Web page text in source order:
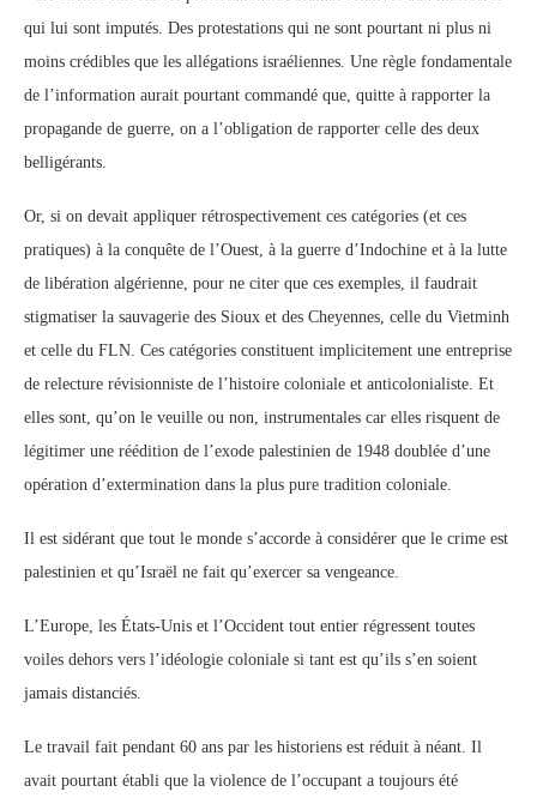
qui lui sont imputés. Des protestations qui ne sont pourtant ni plus ni
moins crédibles que les allégations israéliennes. Une règle fondamentale
de l’information aurait pourtant commandé que, quitte à rapporter la
propagande de guerre, on a l’obligation de rapporter celle des deux
belligérants.
Or, si on devait appliquer rétrospectivement ces catégories (et ces
pratiques) à la conquête de l’Ouest, à la guerre d’Indochine et à la lutte
de libération algérienne, pour ne citer que ces exemples, il faudrait
stigmatiser la sauvagerie des Sioux et des Cheyennes, celle du Vietminh
et celle du FLN. Ces catégories constituent implicitement une entreprise
de relecture révisionniste de l’histoire coloniale et anticolonialiste. Et
elles sont, qu’on le veuille ou non, instrumentales car elles risquent de
légitimer une réédition de l’exode palestinien de 1948 doublée d’une
opération d’extermination dans la plus pure tradition coloniale.
Il est sidérant que tout le monde s’accorde à considérer que le crime est
palestinien et qu’Israël ne fait qu’exercer sa vengeance.
L’Europe, les États-Unis et l’Occident tout entier régressent toutes
voiles dehors vers l’idéologie coloniale si tant est qu’ils s’en soient
jamais distanciés.
Le travail fait pendant 60 ans par les historiens est réduit à néant. Il
avait pourtant établi que la violence de l’occupant a toujours été